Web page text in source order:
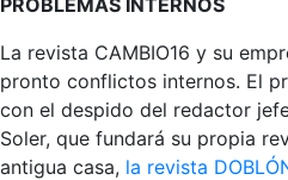
PROBLEMAS INTERNOS
La revista CAMBIO16 y su
pronto conflictos internos. El
con el despido del redactor
Soler, que fundará su propia
antigua casa, la revista